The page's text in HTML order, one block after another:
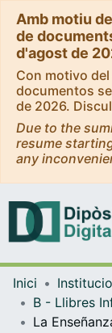
Amb motiu
de
d'agost de
Con motivo
documentos
de 2026.
Due to the
resume
any
Inici